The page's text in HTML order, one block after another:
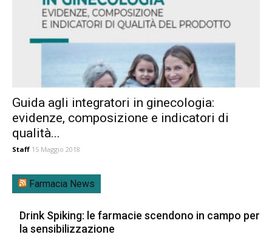
Guida agli integratori in ginecologia:
evidenze, composizione e indicatori di
qualità...
Staff 15 Maggio 2018
Farmacia News
Drink Spiking: le farmacie scendono in campo per
la sensibilizzazione